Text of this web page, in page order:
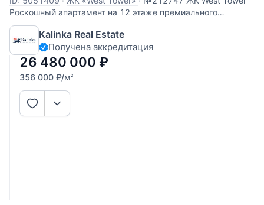
Роскошный апартамент на 12 этаже премиального
комплекса West Tower. Этот объект идеально подходит для
личного проживания или сдачи в аренду с высокой
доходностью. Панорамные виды: высокий 12 этаж
открывает захватывающий
Kalinka Real Estate
Получена аккредитация
26 480 000 ₽
356 000 ₽/м2